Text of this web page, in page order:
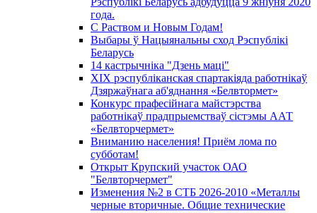
года.
С Раством и Новым Годам!
Выбары ў Нацыянальны сход Рэспублікі
Беларусь
14 кастрычніка "Дзень маці"
XIX рэспубліканская спартакіяда работнікаў
Дзяржаўнага аб'яднання «Белвтормет»
Конкурс прафесійнага майстэрства
работнікаў прадпрыемстваў сістэмы ААТ
«Белвторчермет»
Вниманию населения! Приём лома по
субботам!
Открыт Крупский участок ОАО
"Белвторчермет"
Изменения №2 в СТБ 2026-2010 «Металлы
черные вторичные. Общие технические